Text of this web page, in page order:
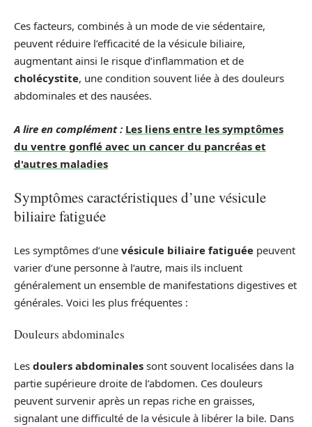
Ces facteurs, combinés à un mode de vie sédentaire,
peuvent réduire l’efficacité de la vésicule biliaire,
augmentant ainsi le risque d’inflammation et de
cholécystite, une condition souvent liée à des douleurs
abdominales et des nausées.
A lire en complément : Les liens entre les symptômes
du ventre gonflé avec un cancer du pancréas et
d'autres maladies
Symptômes caractéristiques d’une vésicule
biliaire fatiguée
Les symptômes d’une vésicule biliaire fatiguée peuvent
varier d’une personne à l’autre, mais ils incluent
généralement un ensemble de manifestations digestives et
générales. Voici les plus fréquentes :
Douleurs abdominales
Les doulers abdominales sont souvent localisées dans la
partie supérieure droite de l’abdomen. Ces douleurs
peuvent survenir après un repas riche en graisses,
signalant une difficulté de la vésicule à libérer la bile. Dans